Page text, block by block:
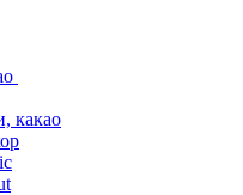
какао